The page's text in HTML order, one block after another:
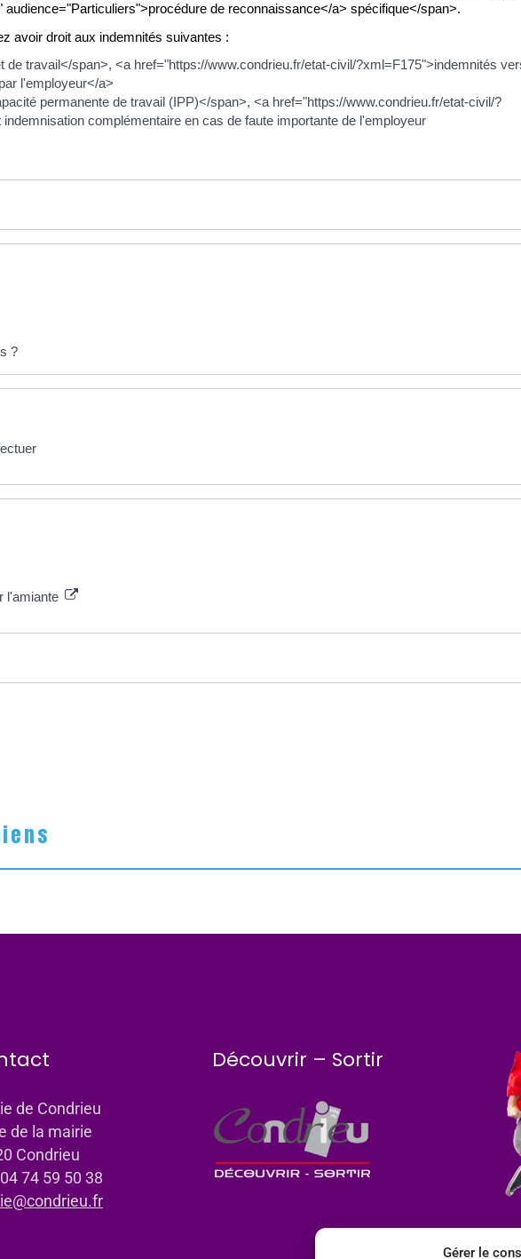
Gérer le
de reconnaissance</a> spécifique</span>.
avoir droit aux indemnités suivantes :
travail</span>, <a href="https://www.condrieu.fr/etat-civil/?xml=F175">indemnités
l'employeur</a>
permanente de travail (IPP)</span>, <a href="https://www.condrieu.fr/etat-civil/?
complémentaire en cas de faute importante de l'employeur
?
l'amiante
de Condrieu
de la mairie
Condrieu
74 59 50 38
Découvrir – Sortir